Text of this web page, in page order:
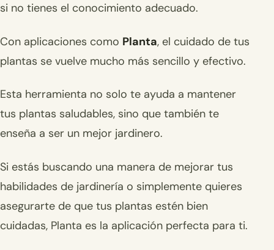
si no tienes el conocimiento adecuado.
Con aplicaciones como Planta, el cuidado de tus
plantas se vuelve mucho más sencillo y efectivo.
Esta herramienta no solo te ayuda a mantener
tus plantas saludables, sino que también te
enseña a ser un mejor jardinero.
Si estás buscando una manera de mejorar tus
habilidades de jardinería o simplemente quieres
asegurarte de que tus plantas estén bien
cuidadas, Planta es la aplicación perfecta para ti.